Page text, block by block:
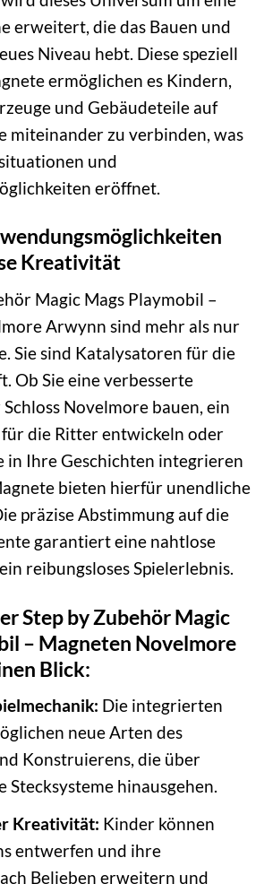
erweitert, die das Bauen und
Niveau hebt. Diese speziell
ermöglichen es Kindern,
und Gebäudeteile auf
miteinander zu verbinden, was
und
eröffnet.
Kreativität
Magic Mags Playmobil –
Arwynn sind mehr als nur
Sie sind Katalysatoren für die
Ob Sie eine verbesserte
Novelmore bauen, ein
die Ritter entwickeln oder
in Ihre Geschichten integrieren
bieten hierfür unendliche
präzise Abstimmung auf die
garantiert eine nahtlose
reibungsloses Spielerlebnis.
Step by Zubehör Magic
– Magneten Novelmore
Blick:
Die integrierten
neue Arten des
Konstruierens, die über
Stecksysteme hinausgehen.
Kreativität: Kinder können
entwerfen und ihre
Belieben erweitern und